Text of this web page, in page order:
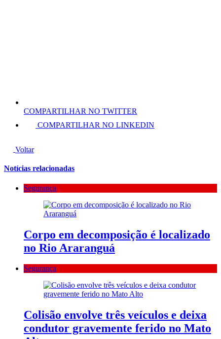
COMPARTILHAR NO TWITTER
COMPARTILHAR NO LINKEDIN
Voltar
Notícias relacionadas
Segurança
Corpo em decomposição é localizado
no Rio Araranguá
Segurança
Colisão envolve três veículos e deixa
condutor gravemente ferido no Mato